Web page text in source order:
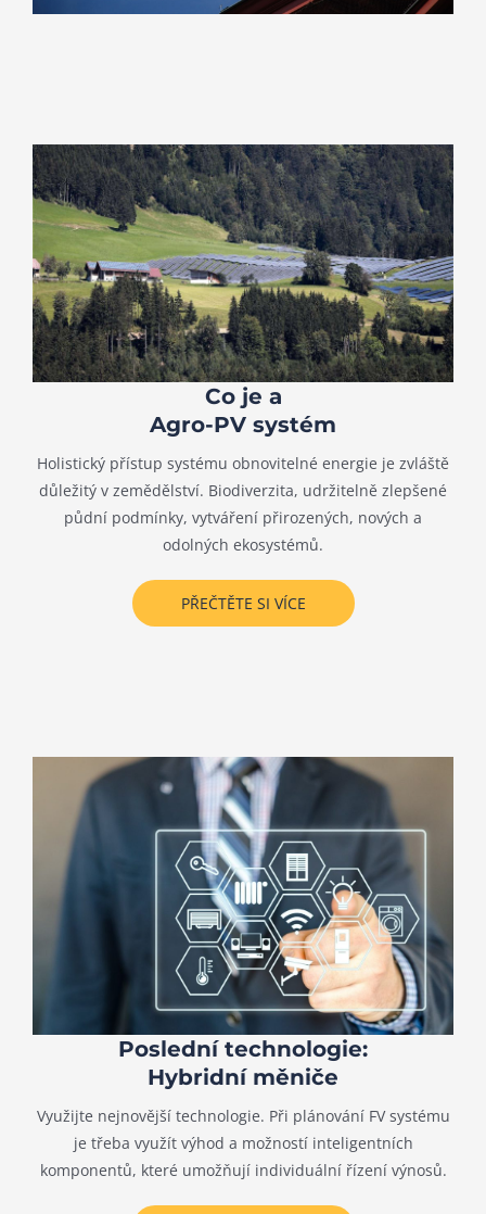
Co je a
Agro-PV systém
Holistický přístup systému obnovitelné energie je zvláště
důležitý v zemědělství. Biodiverzita, udržitelně zlepšené
půdní podmínky, vytváření přirozených, nových a
odolných ekosystémů.
PŘEČTĚTE SI VÍCE
Poslední technologie:
Hybridní měniče
Využijte nejnovější technologie. Při plánování FV systému
je třeba využít výhod a možností inteligentních
komponentů, které umožňují individuální řízení výnosů.